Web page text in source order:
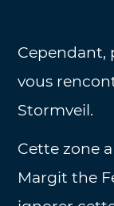
Cependant,
vous
Stormveil.
Cette zone
Margit the